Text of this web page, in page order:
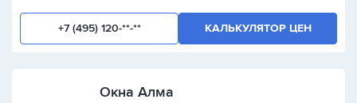
+7 (495) 120-**-** КАЛЬКУЛЯТОР ЦЕН
Окна Алма